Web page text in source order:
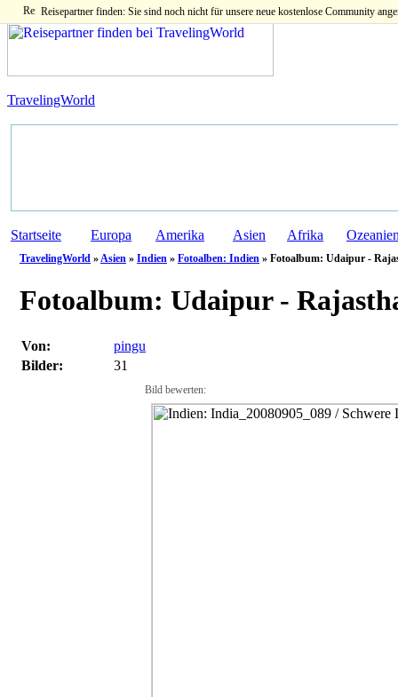
Reisepartner finden: Sie sind noch nicht für unsere neue kostenlose Community
TravelingWorld
Startseite Europa Amerika Asien Afrika
TravelingWorld »Asien » Indien » Fotoalben: Indien » Fotoalbum: Udaipur -
Fotoalbum: Udaipur -
Von:
pingu
Bilder:
31
Bild bewerten: